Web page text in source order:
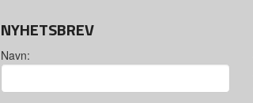
NYHETSBREV
Navn: